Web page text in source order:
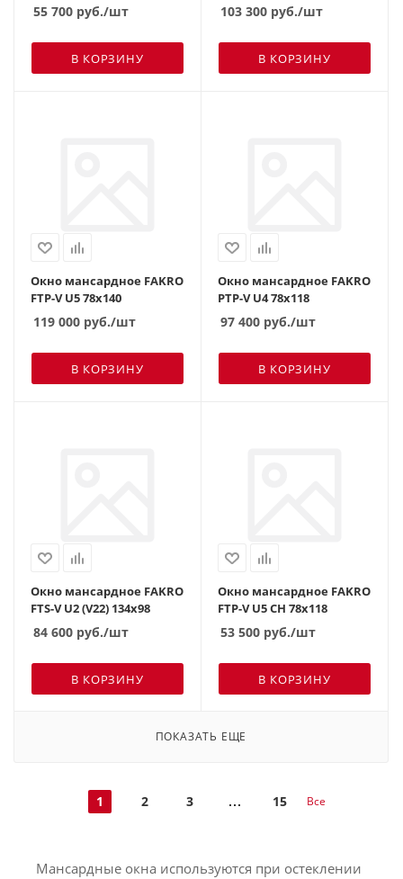
55 700 руб./шт
В КОРЗИНУ
103 300 руб./шт
В КОРЗИНУ
Окно мансардное FAKRO
FTP-V U5 78х140
119 000 руб./шт
В КОРЗИНУ
Окно мансардное FAKRO
PTP-V U4 78х118
97 400 руб./шт
В КОРЗИНУ
Окно мансардное FAKRO
FTS-V U2 (V22) 134х98
84 600 руб./шт
В КОРЗИНУ
Окно мансардное FAKRO
FTP-V U5 CH 78х118
53 500 руб./шт
В КОРЗИНУ
ПОКАЗАТЬ ЕЩЕ
1 2 3 15 Все
Мансардные окна используются при остеклении